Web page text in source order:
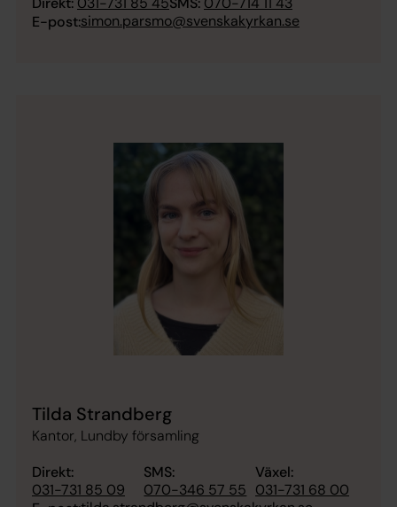
E-post:simon.parsmo@svenskakyrkan.se
Tilda Strandberg
Kantor, Lundby församling
Direkt:
031-731 85 09
SMS:
070-346 57 55
Växel:
031-731 68 00